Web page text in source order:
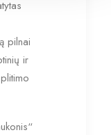
pilnai
ir